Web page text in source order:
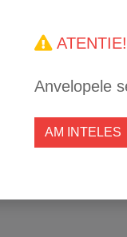
ATENTIE!
Anvelopele
AM INTELES